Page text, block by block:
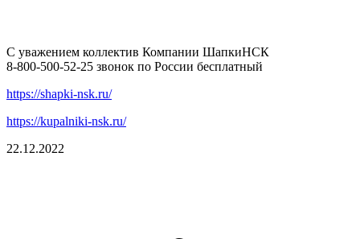
С уважением коллектив Компании ШапкиНСК
8-800-500-52-25 звонок по России бесплатный
https://shapki-nsk.ru/
https://kupalniki-nsk.ru/
22.12.2022